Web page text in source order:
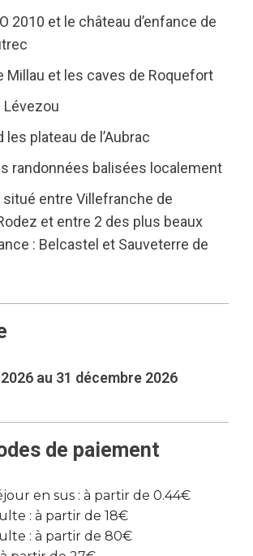
2010 et le château d’enfance de
Millau et les caves de Roquefort
Lévezou
les plateau de l’Aubrac
randonnées balisées localement
entre Villefranche de
et entre 2 des plus beaux
: Belcastel et Sauveterre de
au 31 décembre 2026
de paiement
en sus : à partir de 0.44€
: à partir de 18€
: à partir de 80€